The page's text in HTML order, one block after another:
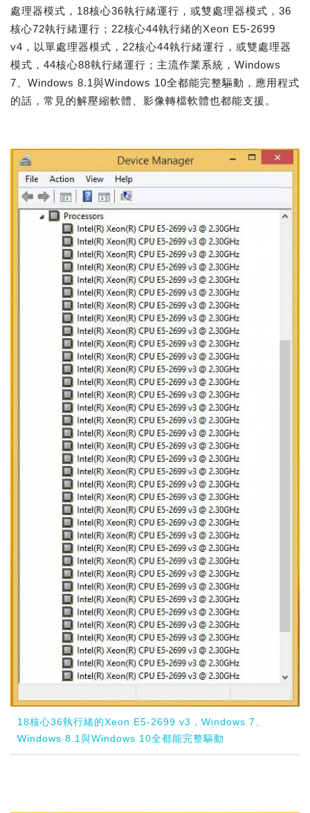
處理器模式，18核心36執行緒運行，或雙處理器模式，36
核心72執行緒運行；22核心44執行緒的Xeon E5-2699
v4，以單處理器模式，22核心44執行緒運行，或雙處理器
模式，44核心88執行緒運行；主流作業系統，Windows
7、Windows 8.1與Windows 10全都能完整驅動，應用程式
的話，常見的解壓縮軟體、影像轉檔軟體也都能支援。
18核心36執行緒的Xeon E5-2699 v3，Windows 7、
Windows 8.1與Windows 10全都能完整驅動